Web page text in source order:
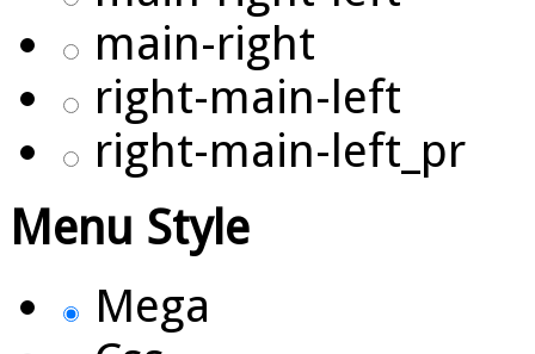
main-right
right-main-left
right-main-left_pr
Menu Style
Mega